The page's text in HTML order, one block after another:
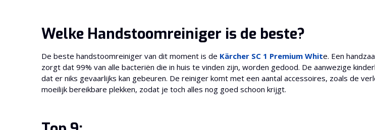
Welke Handstoomreiniger is de beste?
De beste handstoomreiniger van dit moment is de Kärcher SC 1 Premium White. Een
zorgt dat 99% van alle bacteriën die in huis te vinden zijn, worden gedood. De aanwezige
dat er niks gevaarlijks kan gebeuren. De reiniger komt met een aantal accessoires, zoals de
moeilijk bereikbare plekken, zodat je toch alles nog goed schoon krijgt.